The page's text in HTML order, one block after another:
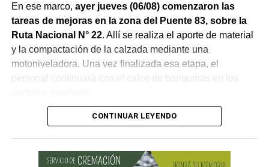
En ese marco, ayer jueves (06/08) comenzaron las
tareas de mejoras en la zona del Puente 83, sobre la
Ruta Nacional N° 22. Allí se realiza el aporte de material
y la compactación de la calzada mediante una
motoniveladora. Una vez finalizada esa etapa, el
personal continuará con el calce de banquinas en los
CONTINUAR LEYENDO